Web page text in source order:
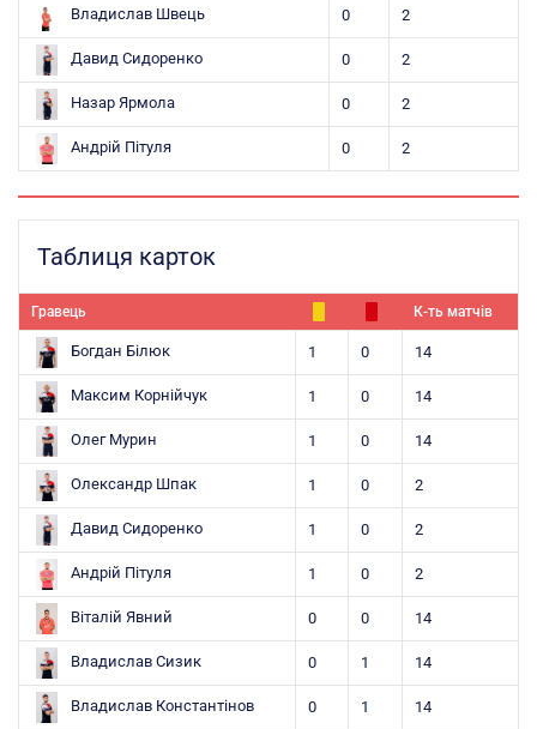
Владислав Швець 0 2
Давид Сидоренко 0 2
Назар Ярмола 0 2
Андрій Пітуля 0 2
Таблиця карток
Гравець К-ть матчів
Богдан Білюк 1 0 14
Максим Корнійчук 1 0 14
Олег Мурин 1 0 14
Олександр Шпак 1 0 2
Давид Сидоренко 1 0 2
Андрій Пітуля 1 0 2
Віталій Явний 0 0 14
Владислав Сизик 0 1 14
Владислав Константінов 0 1 14